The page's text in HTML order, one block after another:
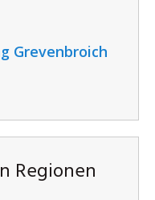
Grevenbroich
Regionen